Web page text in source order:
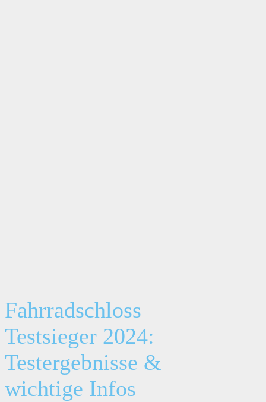
Fahrradschloss
Testsieger 2024:
Testergebnisse &
wichtige Infos